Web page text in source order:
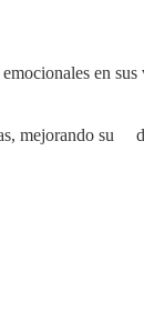
en sus
mejorando su